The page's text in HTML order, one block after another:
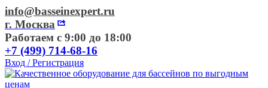
info@basseinexpert.ru
г. Москва
Работаем с 9:00 до 18:00
+7 (499) 714-68-16
Вход / Регистрация